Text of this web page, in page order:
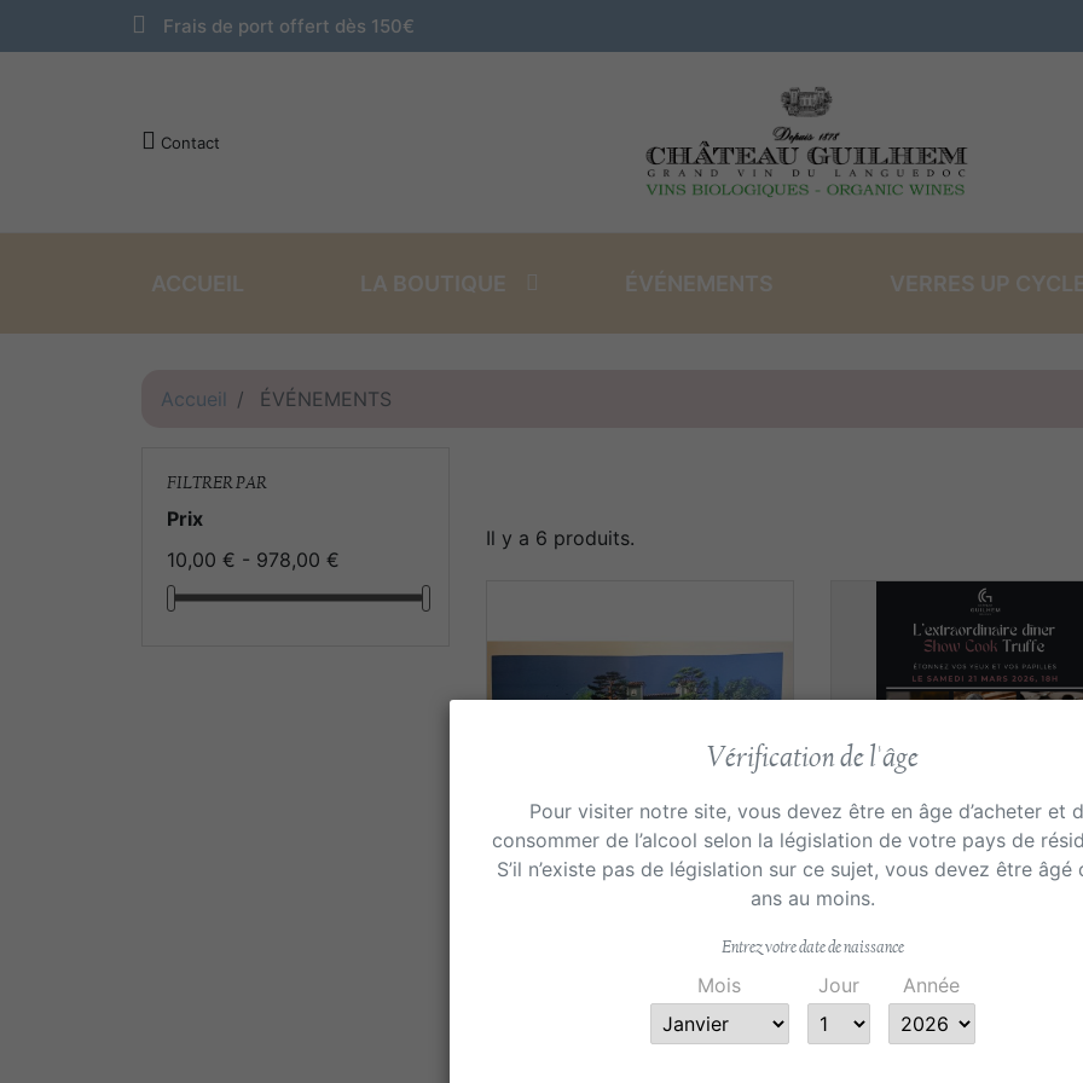
Frais de port offert dès 150€
Contact
ACCUEIL LA BOUTIQUE ÉVÉNEMENTS VERRES UP
Accueil ÉVÉNEMENTS
FILTRER PAR
Prix
10,00 € - 978,00 €
Il y a 6 produits.
Prix
135,00 €
Vérification de l'âge
Pour visiter notre site, vous devez être en âge d’acheter et
consommer de l’alcool selon la législation de votre pays de
S’il n’existe pas de législation sur ce sujet, vous devez être âgé
ans au moins.
Entrez votre date de naissance
Mois Jour Année